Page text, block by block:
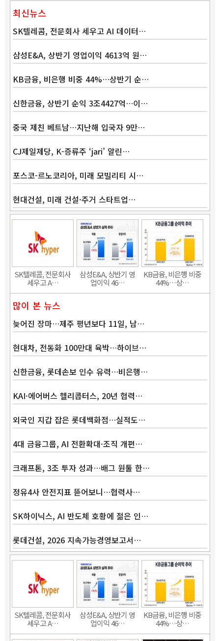
최신뉴스
SK텔레콤, 전문회사 세우고 AI 데이터…
삼성E&A, 상반기 영업이익 4613억 원…
KB금융, 비은행 비중 44%…상반기 순…
신한금융, 상반기 순익 3조4427억…이…
중국 제친 베트남…지난해 입국자 9만…
CJ제일제당, K-증류주 ‘jari’ 알린…
포스코-르노코리아, 미래 모빌리티 시…
현대건설, 미래 건설·주거 스타트업…
SK텔레콤, 전문회사
세우고 A…
삼성E&A, 상반기 영
업이익 46…
KB금융, 비은행 비중
44%…상…
많이 본 뉴스
늦어진 장마…제주 평년보다 11일, 남…
현대차, 전동화 100만대 육박…하이브…
신한금융, 롯데손보 인수 유력…비은행…
KAI·에어버스 헬리콥터스, 20년 협력…
외국인 지갑 잡은 롯데백화점…실적도…
4대 금융그룹, AI 전환확대·조직 개편…
크래프톤, 3조 투자 성과…배그 원툴 한…
정유4사 안전지표 뜯어보니…협력사…
SK하이닉스, AI 반도체 호황에 젊은 인…
롯데건설, 2026 지속가능경영보고서…
SK텔레콤, 전문회사
세우고 A…
삼성E&A, 상반기 영
업이익 46…
KB금융, 비은행 비중
44%…상…